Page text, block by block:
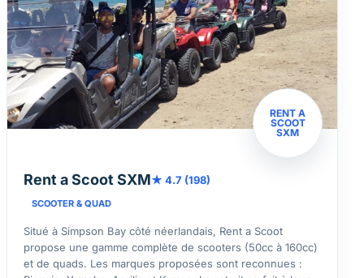
RENT A
SCOOT
SXM
Rent a Scoot SXM★ 4.7 (198)
SCOOTER & QUAD
Situé à Simpson Bay côté néerlandais, Rent a Scoot
propose une gamme complète de scooters (50cc à 160cc)
et de quads. Les marques proposées sont reconnues :